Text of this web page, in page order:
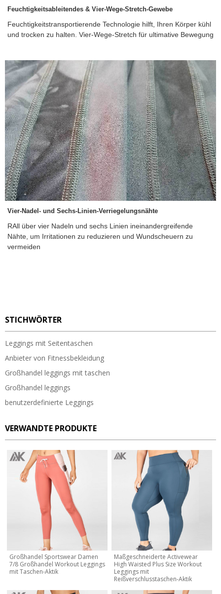
Feuchtigkeitsableitendes & Vier-Wege-Stretch-Gewebe
Feuchtigkeitstransportierende Technologie hilft, Ihren Körper kühl
und trocken zu halten. Vier-Wege-Stretch für ultimative Bewegung
Vier-Nadel- und Sechs-Linien-Verriegelungsnähte
RAll über vier Nadeln und sechs Linien ineinandergreifende
Nähte, um Irritationen zu reduzieren und Wundscheuern zu
vermeiden
STICHWÖRTER
Leggings mit Seitentaschen
Anbieter von Fitnessbekleidung
Großhandel leggings mit taschen
Großhandel leggings
benutzerdefinierte Leggings
VERWANDTE PRODUKTE
Großhandel Sportswear Damen
7/8 Großhandel Workout Leggings
mit Taschen-Aktik
Maßgeschneiderte Activewear
High Waisted Plus Size Workout
Leggings mit
Reißverschlusstaschen-Aktik